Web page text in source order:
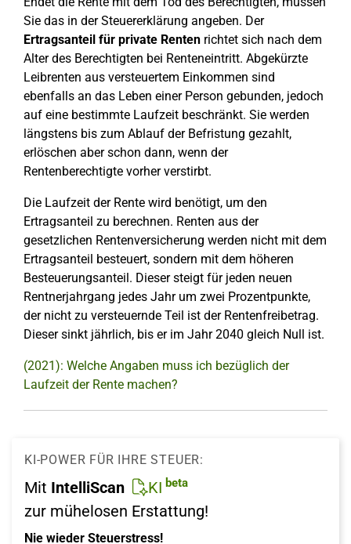
Sie das in der Steuererklärung angeben. Der
Ertragsanteil für private Renten richtet sich nach dem
Alter des Berechtigten bei Renteneintritt. Abgekürzte
Leibrenten aus versteuertem Einkommen sind
ebenfalls an das Leben einer Person gebunden, jedoch
auf eine bestimmte Laufzeit beschränkt. Sie werden
längstens bis zum Ablauf der Befristung gezahlt,
erlöschen aber schon dann, wenn der
Rentenberechtigte vorher verstirbt.
Die Laufzeit der Rente wird benötigt, um den
Ertragsanteil zu berechnen. Renten aus der
gesetzlichen Rentenversicherung werden nicht mit dem
Ertragsanteil besteuert, sondern mit dem höheren
Besteuerungsanteil. Dieser steigt für jeden neuen
Rentnerjahrgang jedes Jahr um zwei Prozentpunkte,
der nicht zu versteuernde Teil ist der Rentenfreibetrag.
Dieser sinkt jährlich, bis er im Jahr 2040 gleich Null ist.
(2021): Welche Angaben muss ich bezüglich der
Laufzeit der Rente machen?
KI-POWER FÜR IHRE STEUER:
Mit IntelliScan KI beta
zur mühelosen Erstattung!
Nie wieder Steuerstress!